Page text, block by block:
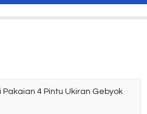
Pakaian 4 Pintu Ukiran Gebyok